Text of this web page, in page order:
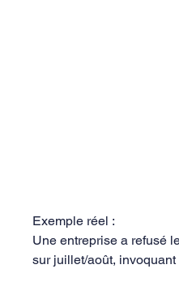
Exemple réel :
Une entreprise a refusé
sur juillet/août, invoquant